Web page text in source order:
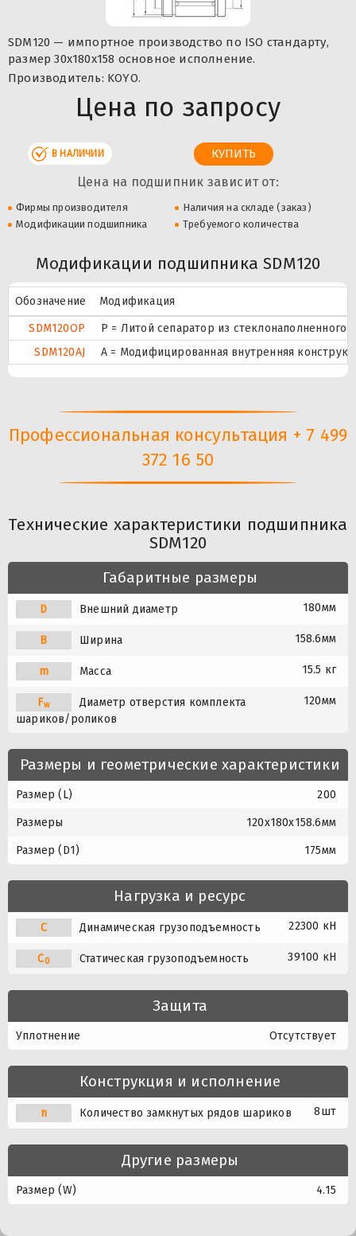
SDM120 — импортное производство по ISO стандарту,
размер 30x180x158 основное исполнение.
Производитель: KOYO.
Цена по запросу
В НАЛИЧИИ
Цена на подшипник зависит от:
Фирмы производителя
Наличия на складе (заказ)
Модификации подшипника
Требуемого количества
Модификации подшипника SDM120
Обозначение
Модификация
SDM120OP
P = Литой сепаратор из
SDM120AJ
A = Модифицированная внутренняя
Профессиональная консультация + 7 499
372 16 50
Технические характеристики подшипника
SDM120
Габаритные размеры
D Внешний диаметр 180мм
B Ширина 158.6мм
m Масса 15.5 кг
Fw
Диаметр отверстия комплекта
шариков/роликов
120мм
Размеры и геометрические характеристики
Размер (L) 200
Размеры 120x180x158.6мм
Размер (D1) 175мм
Нагрузка и ресурс
C Динамическая грузоподъемность 22300 кН
C0 Статическая грузоподъемность 39100 кН
Защита
Уплотнение Отсутствует
Конструкция и исполнение
n Количество замкнутых рядов шариков 8шт
Другие размеры
Размер (W) 4.15